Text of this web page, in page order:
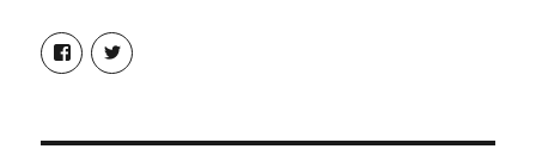
Profil
von
christoph.fleischer1
anzeigen
Profil
von
anzeigen